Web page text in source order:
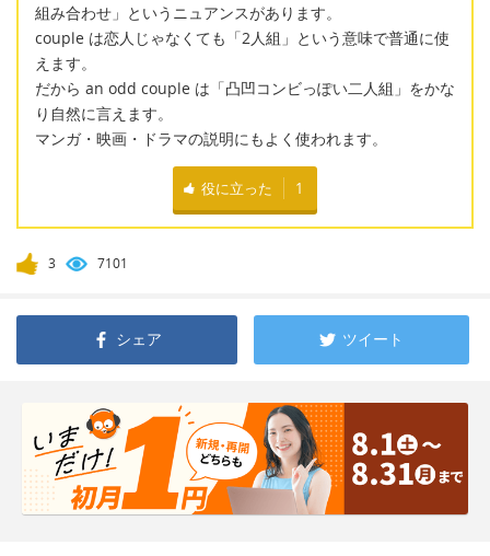
組み合わせ」というニュアンスがあります。
couple は恋人じゃなくても「2人組」という意味で普通に使
えます。
だから an odd couple は「凸凹コンビっぽい二人組」をかな
り自然に言えます。
マンガ・映画・ドラマの説明にもよく使われます。
役に立った 1
3 7101
シェア ツイート